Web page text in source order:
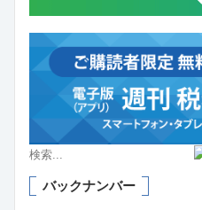
バックナンバー